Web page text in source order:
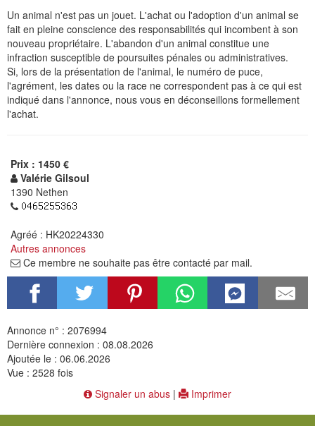
Un animal n'est pas un jouet. L'achat ou l'adoption d'un animal se
fait en pleine conscience des responsabilités qui incombent à son
nouveau propriétaire. L'abandon d'un animal constitue une
infraction susceptible de poursuites pénales ou administratives.
Si, lors de la présentation de l'animal, le numéro de puce,
l'agrément, les dates ou la race ne correspondent pas à ce qui est
indiqué dans l'annonce, nous vous en déconseillons formellement
l'achat.
Prix : 1450 €
Valérie Gilsoul
1390 Nethen
Agréé : HK20224330
Autres annonces
Ce membre ne souhaite pas être contacté par mail.
Annonce n° : 2076994
Dernière connexion : 08.08.2026
Ajoutée le : 06.06.2026
Vue : 2528 fois
Signaler un abus | Imprimer